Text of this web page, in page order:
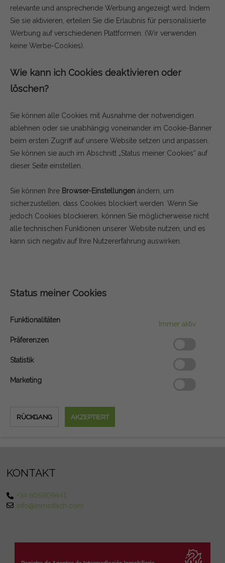
relevante und ansprechende Werbung angezeigt wird. Indem
Sie sie aktivieren, erteilen Sie die Erlaubnis für personalisierte
Werbung auf verschiedenen Plattformen. (Wir verwenden
keine Werbe-Cookies).
Wie kann ich Cookies deaktivieren oder
löschen?
Sie können alle Cookies mit Ausnahme der notwendigen
ablehnen oder sie unabhängig voneinander im Cookie-Banner
beim ersten Zugriff auf unsere Website setzen und anpassen.
Sie können sie auch im Abschnitt „Status meiner Cookies“ auf
dieser Seite einstellen.
Sie können Ihre Browser-Einstellungen ändern, um
sicherzustellen, dass Cookies blockiert werden. Wenn Sie
jedoch Cookies blockieren, können Sie möglicherweise nicht
alle technischen Funktionen unserer Website nutzen, und es
kann sich negativ auf Ihre Nutzererfahrung auswirken.
Status meiner Cookies
Funktionalitäten
Immer aktiv
Präferenzen
Statistik
Marketing
KONTAKT
+34 605909441
info@inmoifach.com